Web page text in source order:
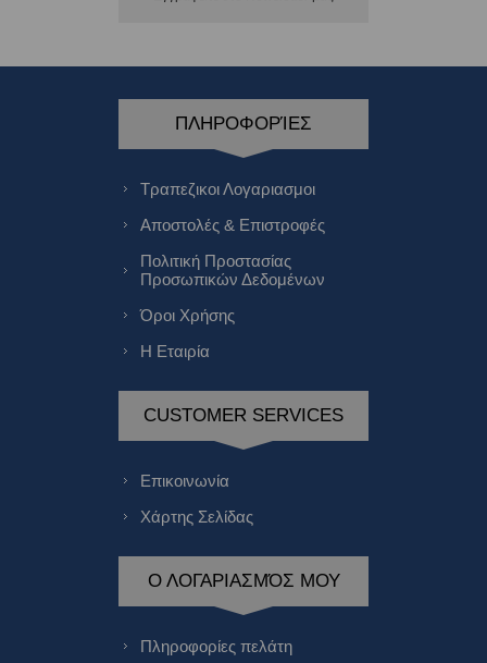
ΠΛΗΡΟΦΟΡΊΕΣ
Τραπεζικοι Λογαριασμοι
Αποστολές & Επιστροφές
Πολιτική Προστασίας
Προσωπικών Δεδομένων
Όροι Χρήσης
Η Εταιρία
CUSTOMER SERVICES
Επικοινωνία
Χάρτης Σελίδας
Ο ΛΟΓΑΡΙΑΣΜΌΣ ΜΟΥ
Πληροφορίες πελάτη